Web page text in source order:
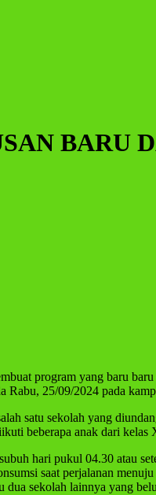
BARU
program yang baru
Rabu, 25/09/2024 pada
satu sekolah yang
beberapa anak dari
hari pukul 04.30 atau
saat perjalanan
sekolah lainnya yang